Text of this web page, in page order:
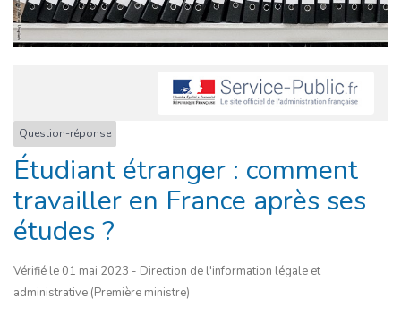
Question-réponse
Étudiant étranger : comment
travailler en France après ses
études ?
Vérifié le 01 mai 2023 - Direction de l'information légale et
administrative (Première ministre)